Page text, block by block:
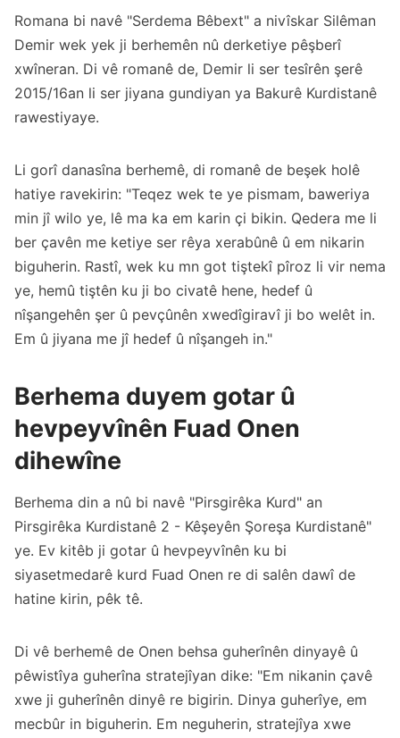
Romana bi navê "Serdema Bêbext" a nivîskar Silêman
Demir wek yek ji berhemên nû derketiye pêşberî
xwîneran. Di vê romanê de, Demir li ser tesîrên şerê
2015/16an li ser jiyana gundiyan ya Bakurê Kurdistanê
rawestiyaye.
Li gorî danasîna berhemê, di romanê de beşek holê
hatiye ravekirin: "Teqez wek te ye pismam, baweriya
min jî wilo ye, lê ma ka em karin çi bikin. Qedera me li
ber çavên me ketiye ser rêya xerabûnê û em nikarin
biguherin. Rastî, wek ku mn got tiştekî pîroz li vir nema
ye, hemû tiştên ku ji bo civatê hene, hedef û
nîşangehên şer û pevçûnên xwedîgiravî ji bo welêt in.
Em û jiyana me jî hedef û nîşangeh in."
Berhema duyem gotar û
hevpeyvînên Fuad Onen
dihewîne
Berhema din a nû bi navê "Pirsgirêka Kurd" an
Pirsgirêka Kurdistanê 2 - Kêşeyên Şoreşa Kurdistanê"
ye. Ev kitêb ji gotar û hevpeyvînên ku bi
siyasetmedarê kurd Fuad Onen re di salên dawî de
hatine kirin, pêk tê.
Di vê berhemê de Onen behsa guherînên dinyayê û
pêwistîya guherîna stratejîyan dike: "Em nikanin çavê
xwe ji guherînên dinyê re bigirin. Dinya guherîye, em
mecbûr in biguherin. Em neguherin, stratejîya xwe